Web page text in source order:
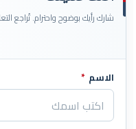
شارك رأيك بوضوح واحترام. تُراجع
اترك هذا الحقل فارغاً
الاسم *